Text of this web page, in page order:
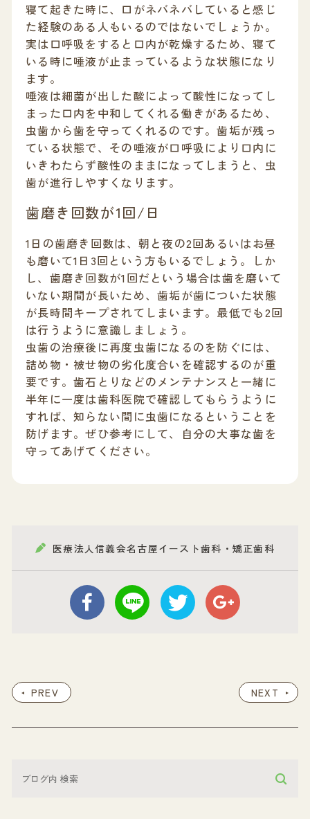
寝て起きた時に、口がネバネバしていると感じ
た経験のある人もいるのではないでしょうか。
実は口呼吸をすると口内が乾燥するため、寝て
いる時に唾液が止まっているような状態になり
ます。
唾液は細菌が出した酸によって酸性になってし
まった口内を中和してくれる働きがあるため、
虫歯から歯を守ってくれるのです。歯垢が残っ
ている状態で、その唾液が口呼吸により口内に
いきわたらず酸性のままになってしまうと、虫
歯が進行しやすくなります。
歯磨き回数が1回/日
1日の歯磨き回数は、朝と夜の2回あるいはお昼
も磨いて1日3回という方もいるでしょう。しか
し、歯磨き回数が1回だという場合は歯を磨いて
いない期間が長いため、歯垢が歯についた状態
が長時間キープされてしまいます。最低でも2回
は行うように意識しましょう。
虫歯の治療後に再度虫歯になるのを防ぐには、
詰め物・被せ物の劣化度合いを確認するのが重
要です。歯石とりなどのメンテナンスと一緒に
半年に一度は歯科医院で確認してもらうように
すれば、知らない間に虫歯になるということを
防げます。ぜひ参考にして、自分の大事な歯を
守ってあげてください。
医療法人信義会名古屋イースト歯科・矯正歯科
PREV NEXT